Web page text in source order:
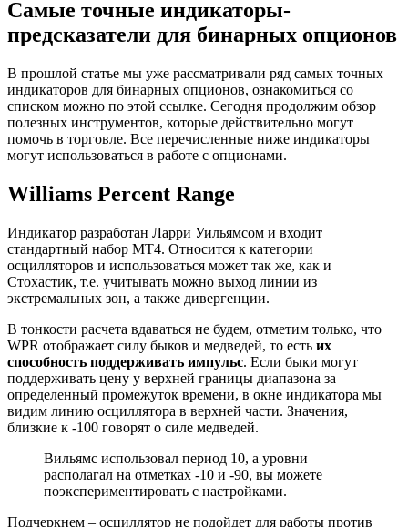
Самые точные индикаторы-
предсказатели для бинарных опционов
В прошлой статье мы уже рассматривали ряд самых точных
индикаторов для бинарных опционов, ознакомиться со
списком можно по этой ссылке. Сегодня продолжим обзор
полезных инструментов, которые действительно могут
помочь в торговле. Все перечисленные ниже индикаторы
могут использоваться в работе с опционами.
Williams Percent Range
Индикатор разработан Ларри Уильямсом и входит
стандартный набор МТ4. Относится к категории
осцилляторов и использоваться может так же, как и
Стохастик, т.е. учитывать можно выход линии из
экстремальных зон, а также дивергенции.
В тонкости расчета вдаваться не будем, отметим только, что
WPR отображает силу быков и медведей, то есть их
способность поддерживать импульс. Если быки могут
поддерживать цену у верхней границы диапазона за
определенный промежуток времени, в окне индикатора мы
видим линию осциллятора в верхней части. Значения,
близкие к -100 говорят о силе медведей.
Вильямс использовал период 10, а уровни
располагал на отметках -10 и -90, вы можете
поэкспериментировать с настройками.
Подчеркнем – осциллятор не подойдет для работы против